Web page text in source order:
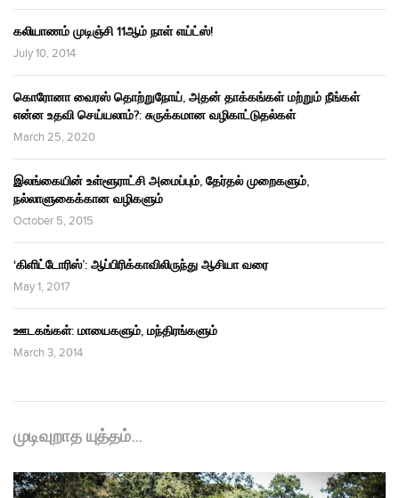
கலியாணம் முடிஞ்சி 11ஆம் நாள் எய்ட்ஸ்!
July 10, 2014
கொரோனா வைரஸ் தொற்றுநோய், அதன் தாக்கங்கள் மற்றும் நீங்கள்
என்ன உதவி செய்யலாம்?: சுருக்கமான வழிகாட்டுதல்கள்
March 25, 2020
இலங்கையின் உள்ளூராட்சி அமைப்பும், தேர்தல் முறைகளும்,
நல்லாளுகைக்கான வழிகளும்
October 5, 2015
‘கிளிட்டோரிஸ்’: ஆப்பிரிக்காவிலிருந்து ஆசியா வரை
May 1, 2017
ஊடகங்கள்: மாயைகளும், மந்திரங்களும்
March 3, 2014
முடிவுறாத யுத்தம்…